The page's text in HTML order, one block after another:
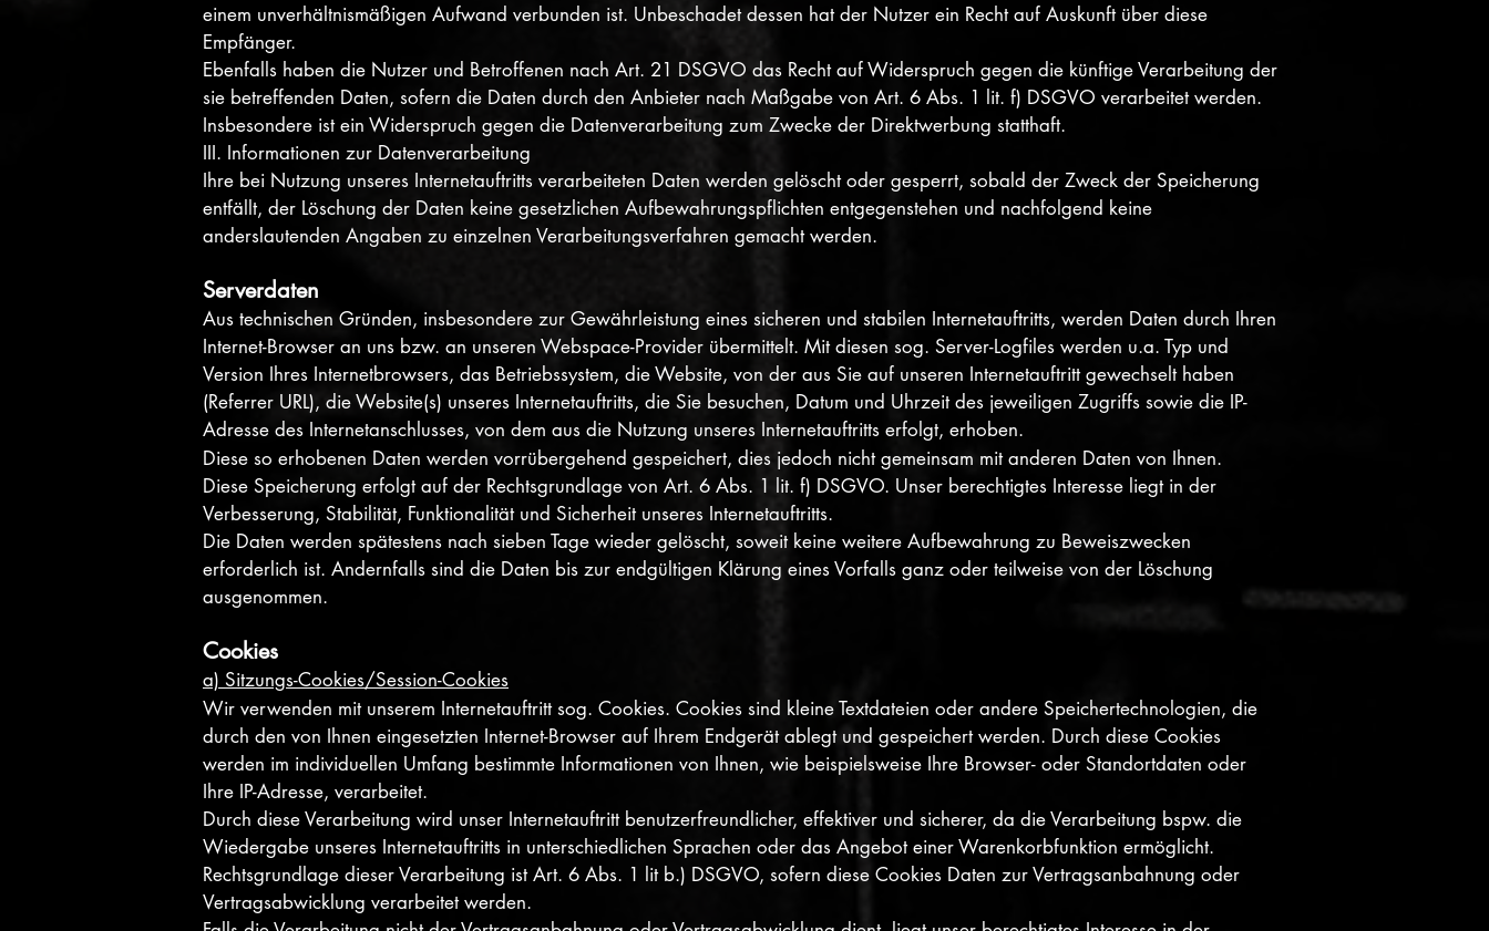
einem unverhältnismäßigen Aufwand verbunden ist. Unbeschadet dessen hat der Nutzer ein Recht auf Auskunft über diese
Empfänger.
Ebenfalls haben die Nutzer und Betroffenen nach Art. 21 DSGVO das Recht auf Widerspruch gegen die künftige Verarbeitung der
sie betreffenden Daten, sofern die Daten durch den Anbieter nach Maßgabe von Art. 6 Abs. 1 lit. f) DSGVO verarbeitet werden.
Insbesondere ist ein Widerspruch gegen die Datenverarbeitung zum Zwecke der Direktwerbung statthaft.
III. Informationen zur Datenverarbeitung
Ihre bei Nutzung unseres Internetauftritts verarbeiteten Daten werden gelöscht oder gesperrt, sobald der Zweck der Speicherung
entfällt, der Löschung der Daten keine gesetzlichen Aufbewahrungspflichten entgegenstehen und nachfolgend keine
anderslautenden Angaben zu einzelnen Verarbeitungsverfahren gemacht werden.
Serverdaten
Aus technischen Gründen, insbesondere zur Gewährleistung eines sicheren und stabilen Internetauftritts, werden Daten durch Ihren
Internet-Browser an uns bzw. an unseren Webspace-Provider übermittelt. Mit diesen sog. Server-Logfiles werden u.a. Typ und
Version Ihres Internetbrowsers, das Betriebssystem, die Website, von der aus Sie auf unseren Internetauftritt gewechselt haben
(Referrer URL), die Website(s) unseres Internetauftritts, die Sie besuchen, Datum und Uhrzeit des jeweiligen Zugriffs sowie die IP-
Adresse des Internetanschlusses, von dem aus die Nutzung unseres Internetauftritts erfolgt, erhoben.
Diese so erhobenen Daten werden vorrübergehend gespeichert, dies jedoch nicht gemeinsam mit anderen Daten von Ihnen.
Diese Speicherung erfolgt auf der Rechtsgrundlage von Art. 6 Abs. 1 lit. f) DSGVO. Unser berechtigtes Interesse liegt in der
Verbesserung, Stabilität, Funktionalität und Sicherheit unseres Internetauftritts.
Die Daten werden spätestens nach sieben Tage wieder gelöscht, soweit keine weitere Aufbewahrung zu Beweiszwecken
erforderlich ist. Andernfalls sind die Daten bis zur endgültigen Klärung eines Vorfalls ganz oder teilweise von der Löschung
ausgenommen.
Cookies
a) Sitzungs-Cookies/Session-Cookies
Wir verwenden mit unserem Internetauftritt sog. Cookies. Cookies sind kleine Textdateien oder andere Speichertechnologien, die
durch den von Ihnen eingesetzten Internet-Browser auf Ihrem Endgerät ablegt und gespeichert werden. Durch diese Cookies
werden im individuellen Umfang bestimmte Informationen von Ihnen, wie beispielsweise Ihre Browser- oder Standortdaten oder
Ihre IP-Adresse, verarbeitet.
Durch diese Verarbeitung wird unser Internetauftritt benutzerfreundlicher, effektiver und sicherer, da die Verarbeitung bspw. die
Wiedergabe unseres Internetauftritts in unterschiedlichen Sprachen oder das Angebot einer Warenkorbfunktion ermöglicht.
Rechtsgrundlage dieser Verarbeitung ist Art. 6 Abs. 1 lit b.) DSGVO, sofern diese Cookies Daten zur Vertragsanbahnung oder
Vertragsabwicklung verarbeitet werden.